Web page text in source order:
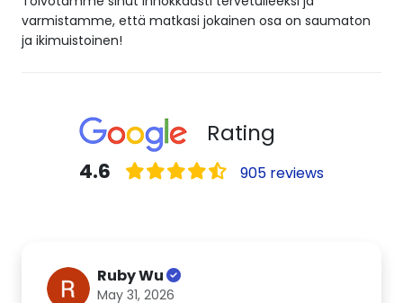
varmistamme, että matkasi jokainen osa on saumaton
ja ikimuistoinen!
Rating
4.6 905 reviews
Ruby Wu
May 31, 2026